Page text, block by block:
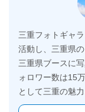
三重フォトギャ
活動し、三重県
三重県ブースに写
ォロワー数は15
として三重の魅力